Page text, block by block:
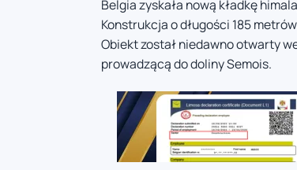
Belgia zyskała nową kładkę
Konstrukcja o długości 185
Obiekt został niedawno otwarty
prowadzącą do doliny Semois.